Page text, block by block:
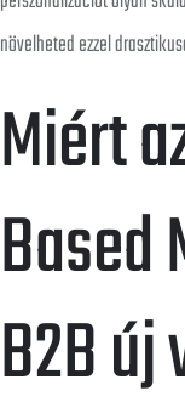
növelheted ezzel
Miért
Based
B2B